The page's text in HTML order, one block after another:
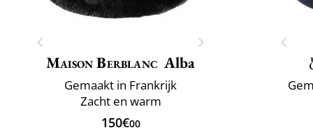
Maison Berblanc Alba
Gemaakt in Frankrijk
Zacht en warm
150€00